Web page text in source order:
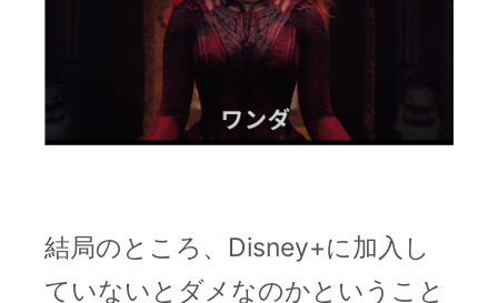
結局のところ、Disney+に加入し
ていないとダメなのかということ